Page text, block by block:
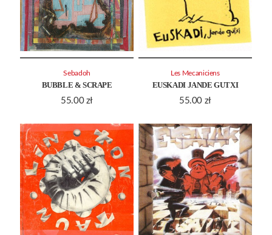
BUBBLE & SCRAPE
55.00 zł
Sebadoh
EUSKADI JANDE GUTXI
55.00 zł
Les Mecaniciens